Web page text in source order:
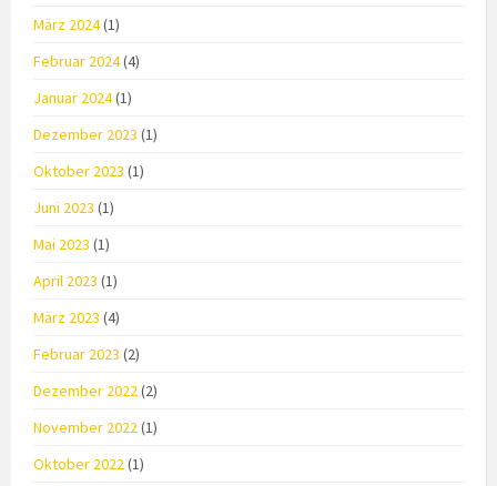
März 2024(1)
Februar 2024(4)
Januar 2024(1)
Dezember 2023 (1)
Oktober 2023 (1)
Juni 2023 (1)
Mai 2023 (1)
April 2023 (1)
März 2023 (4)
Februar 2023 (2)
Dezember 2022(2)
November 2022(1)
Oktober 2022(1)